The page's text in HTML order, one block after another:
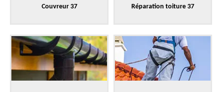
Couvreur 37 Réparation toiture 37